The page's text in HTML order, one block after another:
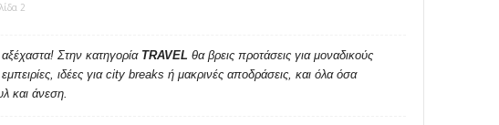
2
Στην κατηγορία TRAVEL θα βρεις προτάσεις για μοναδικούς
ιδέες για city breaks ή μακρινές αποδράσεις, και όλα όσα
και άνεση.